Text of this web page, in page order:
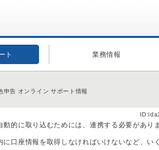
ト 業務情報
申告 オンライン サポート情報
的に取り込むためには、連携する必要があり
口座情報を取得しなければいけないなど、い